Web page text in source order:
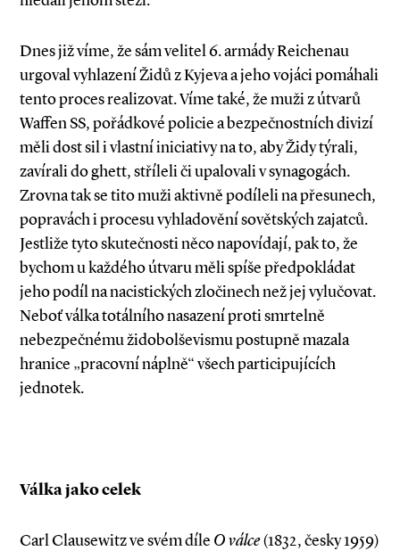
Dnes již víme, že sám velitel 6. armády Reichenau
urgoval vyhlazení Židů z Kyjeva a jeho vojáci pomáhali
tento proces realizovat. Víme také, že muži z útvarů
Waffen SS, pořádkové policie a bezpečnostních divizí
měli dost sil i vlastní iniciativy na to, aby Židy týrali,
zavírali do ghett, stříleli či upalovali v synagogách.
Zrovna tak se tito muži aktivně podíleli na přesunech,
popravách i procesu vyhladovění sovětských zajatců.
Jestliže tyto skutečnosti něco napovídají, pak to, že
bychom u každého útvaru měli spíše předpokládat
jeho podíl na nacistických zločinech než jej vylučovat.
Neboť válka totálního nasazení proti smrtelně
nebezpečnému židobolševismu postupně mazala
hranice „pracovní náplně“ všech participujících
jednotek.
Válka jako celek
Carl Clausewitz ve svém díle O válce(1832, česky 1959)